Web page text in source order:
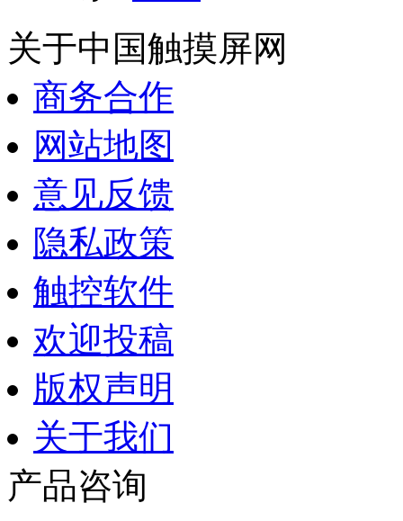
关于中国触摸屏网
商务合作
网站地图
意见反馈
隐私政策
触控软件
欢迎投稿
版权声明
关于我们
产品咨询